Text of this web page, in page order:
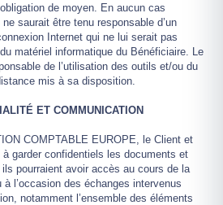
de moyen. En aucun cas
saurait être tenu responsable d’un
Internet qui ne lui serait pas
matériel informatique du Bénéficiaire. Le
de l’utilisation des outils et/ou du
mis à sa disposition.
ET COMMUNICATION
COMPTABLE EUROPE, le Client et
à garder confidentiels les documents et
pourraient avoir accès au cours de la
l’occasion des échanges intervenus
notamment l’ensemble des éléments